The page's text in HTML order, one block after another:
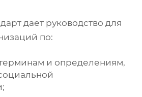
дает руководство для
по:
и определениям,